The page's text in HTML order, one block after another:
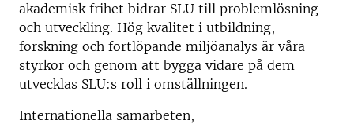
akademisk frihet bidrar SLU till problemlösning
och utveckling. Hög kvalitet i utbildning,
forskning och fortlöpande miljöanalys är våra
styrkor och genom att bygga vidare på dem
utvecklas SLU:s roll i omställningen.
Internationella samarbeten,